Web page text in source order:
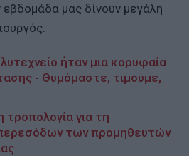
μας δίνουν μεγάλη
ήταν μια κορυφαία
- Θυμόμαστε, τιμούμε,
για τη
των προμηθευτών